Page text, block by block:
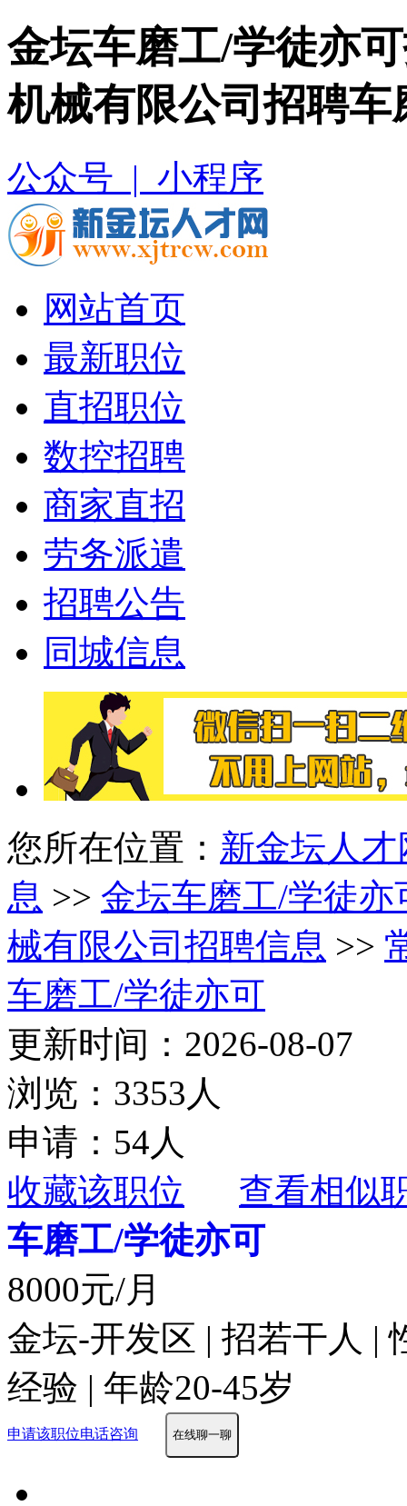
金坛车磨工/学徒亦
机械有限公司招聘车
公众号 | 小程序
网站首页
最新职位
直招职位
数控招聘
商家直招
劳务派遣
招聘公告
同城信息
您所在位置： 新金坛人才
息 >> 金坛车磨工/学徒亦
械有限公司招聘信息 >>
车磨工/学徒亦可
更新时间：2026-08-07
浏览：3353人
申请：54人
收藏该职位
查看相似
车磨工/学徒亦可
8000元/月
金坛-开发区 | 招若干人 |
经验 | 年龄20-45岁
申请该职位电话咨询 在线聊一聊